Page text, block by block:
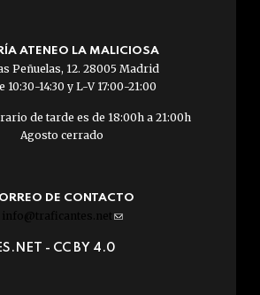
ATENEO LA MALICIOSA
Peñuelas, 12. 28005 Madrid
10:30-14:30 y L-V 17:00-21:00
de tarde es de 18:00h a 21:00h
Agosto cerrado
DE CONTACTO
info@traficantes.net (link
e-
- CC BY 4.0